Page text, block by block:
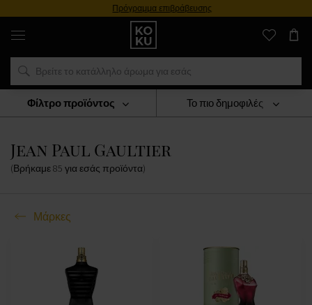
Πρόγραμμα επιβράβευσης
Αυθεντικά
αρώματα
και
ρολόγια
σε
μέρος
Μάρκες
Jean Paul Gaultier
Jean Paul Gaultier
(Βρήκαμε85 για εσάς προϊόντα)
Το πιο δημοφιλές
Μάρκες
Φίλτρο προϊόντος